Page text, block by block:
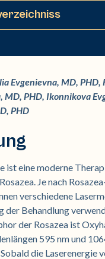
Evgenievna, MD, PHD,
MD, PHD, Ikonnikova
PHD
ist eine moderne
Je nach
verschiedene
der Behandlung
der Rosazea ist
595 nm und
die Laserenergie